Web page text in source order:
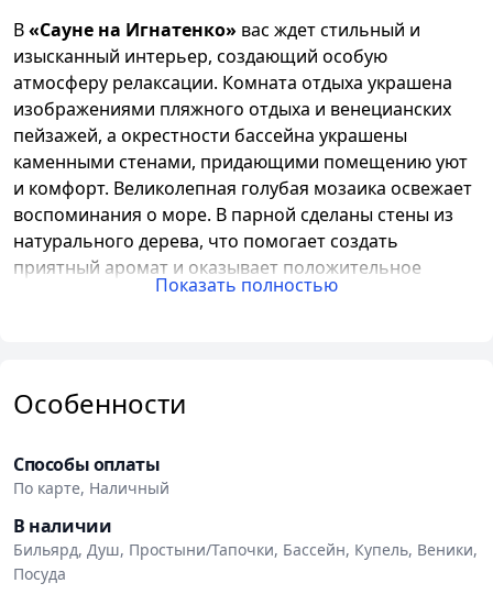
В«Сауне на Игнатенко» вас ждет стильный и
изысканный интерьер, создающий особую
атмосферу релаксации. Комната отдыха украшена
изображениями пляжного отдыха и венецианских
пейзажей, а окрестности бассейна украшены
каменными стенами, придающими помещению уют
и комфорт. Великолепная голубая мозаика освежает
воспоминания о море. В парной сделаны стены из
натурального дерева, что помогает создать
приятный аромат и оказывает положительное
влияние на организм. Комфортная мебель
находятся:
Большой бассейн размером 3,3x2,6 м с
фильтрацией и гидромассажем.
Комната для отдыха.
Бильярдная со столом для русского бильярда.
ЖКИ телевизор.
Показать полностью
Особенности
Способы оплаты
По карте, Наличный
В наличии
Бильярд, Душ, Простыни/Тапочки, Бассейн, Купель, Веники,
Посуда